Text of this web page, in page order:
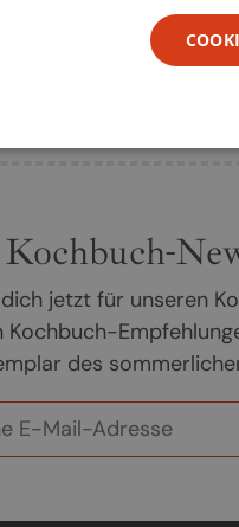
jetzt für unseren
Kochbuch-
des